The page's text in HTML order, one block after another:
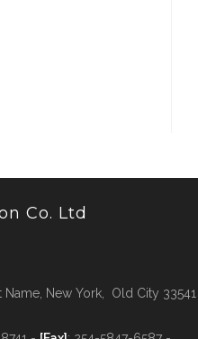
Co. Ltd
Name, New York, Old City 33541